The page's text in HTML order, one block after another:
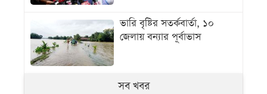
ভারি বৃষ্টির সতর্কবার্তা, ১০
জেলায় বন্যার পূর্বাভাস
সব খবর